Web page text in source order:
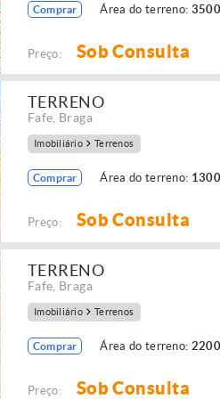
Comprar Área do terreno:
Preço: Sob Consulta
TERRENO
Fafe Braga
Imobiliário Terrenos
Comprar Área do terreno:
Preço: Sob Consulta
TERRENO
Fafe Braga
Imobiliário Terrenos
Comprar Área do terreno:
Preço: Sob Consulta